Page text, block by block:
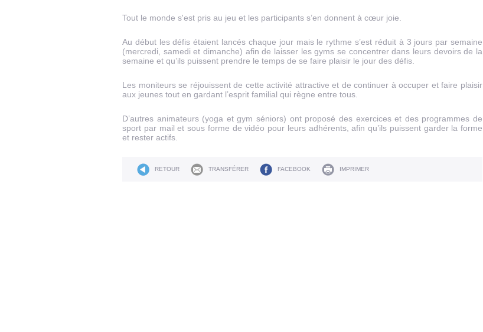
Tout le monde s'est pris au jeu et les participants s’en donnent à cœur joie.
Au début les défis étaient lancés chaque jour mais le rythme s’est réduit à 3 jours par semaine
(mercredi, samedi et dimanche) afin de laisser les gyms se concentrer dans leurs devoirs de la
semaine et qu’ils puissent prendre le temps de se faire plaisir le jour des défis.
Les moniteurs se réjouissent de cette activité attractive et de continuer à occuper et faire plaisir
aux jeunes tout en gardant l’esprit familial qui règne entre tous.
D’autres animateurs (yoga et gym séniors) ont proposé des exercices et des programmes de
sport par mail et sous forme de vidéo pour leurs adhérents, afin qu’ils puissent garder la forme
et rester actifs.
RETOUR TRANSFÉRER FACEBOOK IMPRIMER